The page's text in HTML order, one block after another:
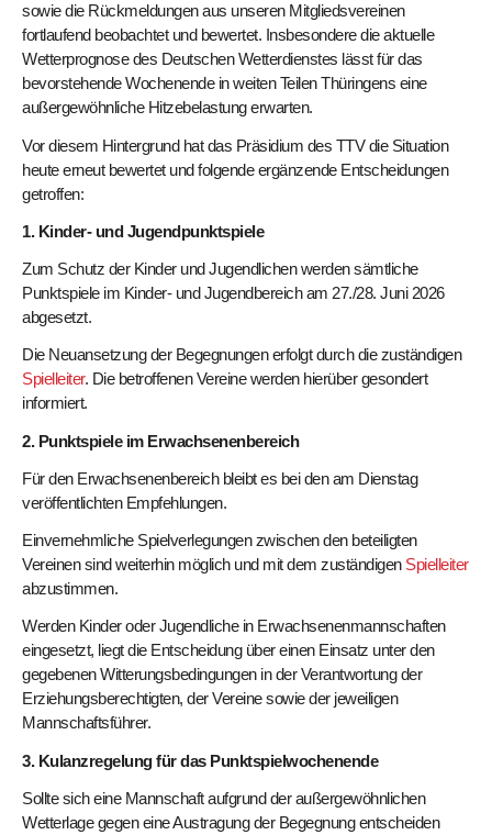
sowie die Rückmeldungen aus unseren Mitgliedsvereinen
fortlaufend beobachtet und bewertet. Insbesondere die aktuelle
Wetterprognose des Deutschen Wetterdienstes lässt für das
bevorstehende Wochenende in weiten Teilen Thüringens eine
außergewöhnliche Hitzebelastung erwarten.
Vor diesem Hintergrund hat das Präsidium des TTV die Situation
heute erneut bewertet und folgende ergänzende Entscheidungen
getroffen:
1. Kinder- und Jugendpunktspiele
Zum Schutz der Kinder und Jugendlichen werden sämtliche
Punktspiele im Kinder- und Jugendbereich am 27./28. Juni 2026
abgesetzt.
Die Neuansetzung der Begegnungen erfolgt durch die zuständigen
Spielleiter. Die betroffenen Vereine werden hierüber gesondert
informiert.
2. Punktspiele im Erwachsenenbereich
Für den Erwachsenenbereich bleibt es bei den am Dienstag
veröffentlichten Empfehlungen.
Einvernehmliche Spielverlegungen zwischen den beteiligten
Vereinen sind weiterhin möglich und mit dem zuständigen Spielleiter
abzustimmen.
Werden Kinder oder Jugendliche in Erwachsenenmannschaften
eingesetzt, liegt die Entscheidung über einen Einsatz unter den
gegebenen Witterungsbedingungen in der Verantwortung der
Erziehungsberechtigten, der Vereine sowie der jeweiligen
Mannschaftsführer.
3. Kulanzregelung für das Punktspielwochenende
Sollte sich eine Mannschaft aufgrund der außergewöhnlichen
Wetterlage gegen eine Austragung der Begegnung entscheiden